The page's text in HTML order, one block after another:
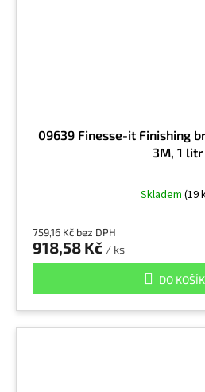
09639 Finesse-it Finishing
3M, 1 litr
Skladem (19
759,16 Kč bez DPH
918,58 Kč / ks
DO